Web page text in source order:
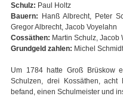
Schulz: Paul Holtz
Bauern: Hanß Albrecht, Peter
Gregor Albrecht, Jacob Voyelahn
Cossäthen: Martin Schulz, Jacob
Grundgeld zahlen: Michel
Um 1784 hatte Groß Brüskow
Schulzen, drei Kossäthen,
befand, einen Schulmeister und